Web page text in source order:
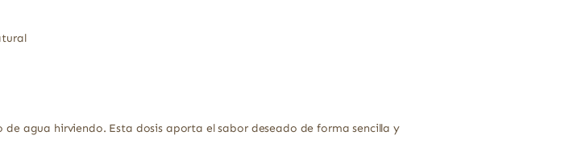
agua hirviendo. Esta dosis aporta el sabor deseado de forma sencilla y